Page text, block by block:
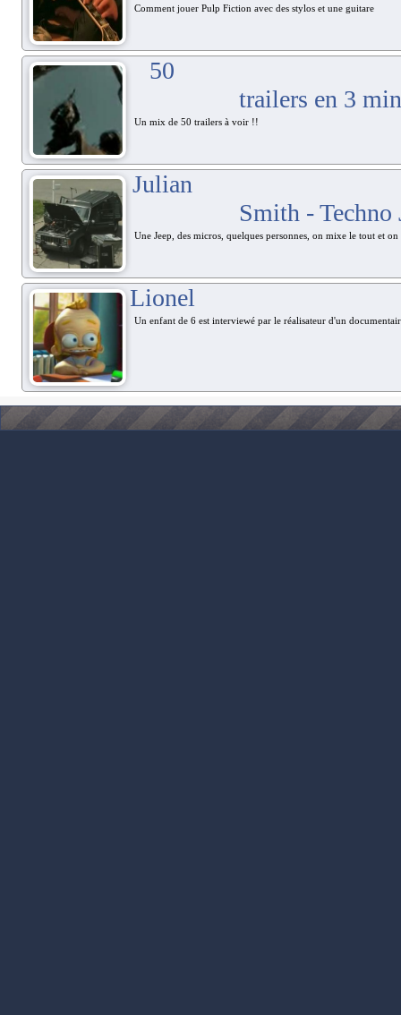
Comment jouer Pulp Fiction avec des stylos et une guitare
50
trailers en 3
Un mix de 50 trailers à voir !!
Julian
Smith - Techno
Une Jeep, des micros, quelques personnes, on mixe le tout et
Lionel
Un enfant de 6 est interviewé par le réalisateur d'un